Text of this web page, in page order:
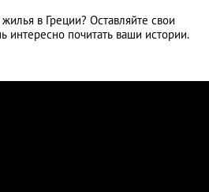
в Греции? Оставляйте свои
интересно почитать ваши истории.